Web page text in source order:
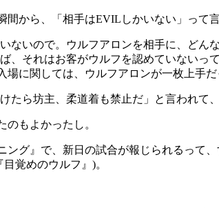
間から、「相手はEVIL しかいない」って
ないので。ウルフアロンを相手に、どん
、それはお客がウルフを認めていないっ
に関しては、ウルフアロンが一枚上手だ
たら坊主、柔道着も禁止だ」と言われて
もよかったし。
グ』で、新日の試合が報じられるって、
目覚めのウルフ』 )。